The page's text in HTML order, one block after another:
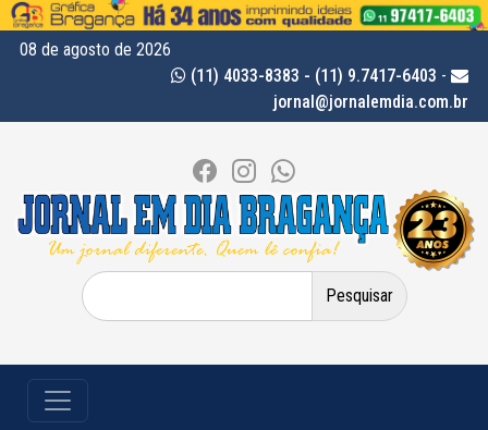
08 de agosto de 2026
(11) 4033-8383 - (11) 9.7417-6403 -
jornal@jornalemdia.com.br
Pesquisar
por: